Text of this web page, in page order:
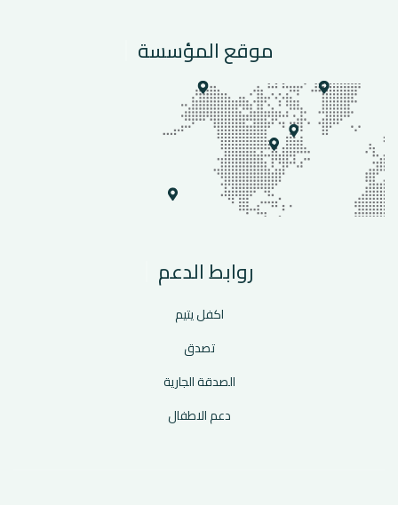
موقع المؤسسة
روابط الدعم
اكفل يتيم
تصدق
الصدقة الجارية
دعم الاطفال